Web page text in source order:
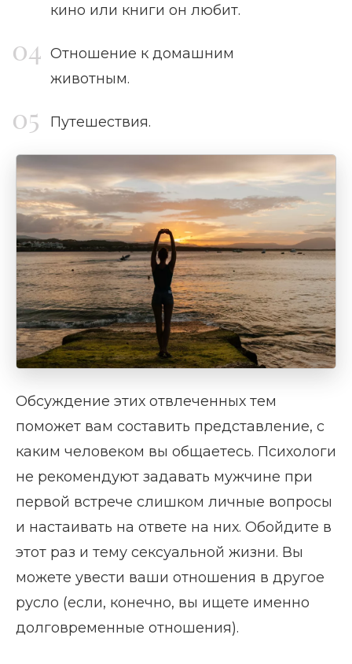
кино или книги он любит.
Отношение к домашним
животным.
Путешествия.
Обсуждение этих отвлеченных тем
поможет вам составить представление, с
каким человеком вы общаетесь. Психологи
не рекомендуют задавать мужчине при
первой встрече слишком личные вопросы
и настаивать на ответе на них. Обойдите в
этот раз и тему сексуальной жизни. Вы
можете увести ваши отношения в другое
русло (если, конечно, вы ищете именно
долговременные отношения).